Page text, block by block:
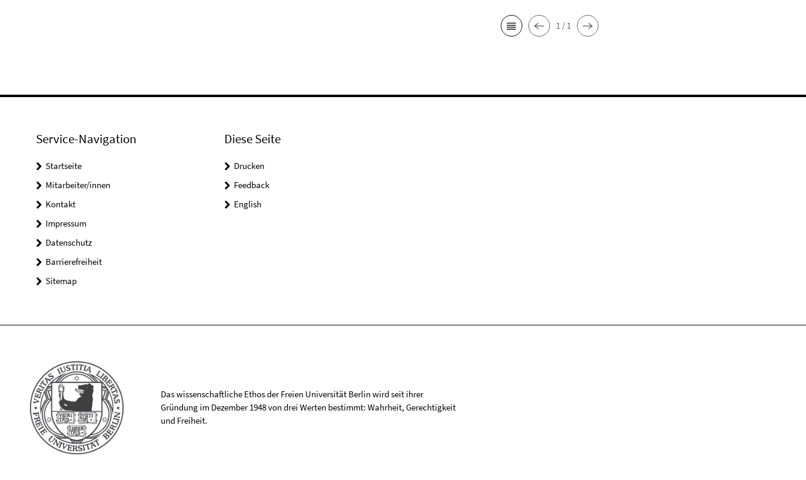
1 / 1
Service-Navigation
Startseite
Mitarbeiter/innen
Kontakt
Impressum
Datenschutz
Barrierefreiheit
Sitemap
Diese Seite
Drucken
Feedback
English
Das wissenschaftliche Ethos der Freien Universität Berlin wird seit ihrer
Gründung im Dezember 1948 von drei Werten bestimmt: Wahrheit, Gerechtigkeit
und Freiheit.